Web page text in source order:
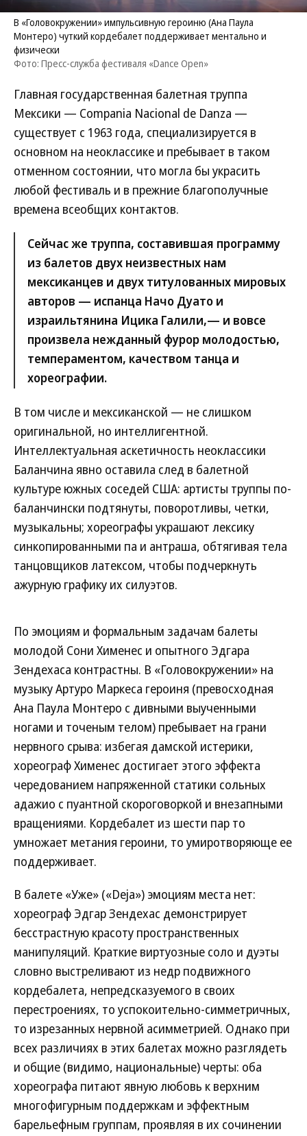
В «Головокружении» импульсивную героиню (Ана Паула
Монтеро) чуткий кордебалет поддерживает ментально и
физически
Фото: Пресс-служба фестиваля «Dance Open»
Главная государственная балетная труппа
Мексики — Compania Nacional de Danza —
существует с 1963 года, специализируется в
основном на неоклассике и пребывает в таком
отменном состоянии, что могла бы украсить
любой фестиваль и в прежние благополучные
времена всеобщих контактов.
Сейчас же труппа, составившая программу
из балетов двух неизвестных нам
мексиканцев и двух титулованных мировых
авторов — испанца Начо Дуато и
израильтянина Ицика Галили,— и вовсе
произвела нежданный фурор молодостью,
темпераментом, качеством танца и
хореографии.
В том числе и мексиканской — не слишком
оригинальной, но интеллигентной.
Интеллектуальная аскетичность неоклассики
Баланчина явно оставила след в балетной
культуре южных соседей США: артисты труппы по-
баланчински подтянуты, поворотливы, четки,
музыкальны; хореографы украшают лексику
синкопированными па и антраша, обтягивая тела
танцовщиков латексом, чтобы подчеркнуть
ажурную графику их силуэтов.
По эмоциям и формальным задачам балеты
молодой Сони Хименес и опытного Эдгара
Зендехаса контрастны. В «Головокружении» на
музыку Артуро Маркеса героиня (превосходная
Ана Паула Монтеро с дивными выученными
ногами и точеным телом) пребывает на грани
нервного срыва: избегая дамской истерики,
хореограф Хименес достигает этого эффекта
чередованием напряженной статики сольных
адажио с пуантной скороговоркой и внезапными
вращениями. Кордебалет из шести пар то
умножает метания героини, то умиротворяюще ее
поддерживает.
В балете «Уже» («Deja») эмоциям места нет:
хореограф Эдгар Зендехас демонстрирует
бесстрастную красоту пространственных
манипуляций. Краткие виртуозные соло и дуэты
словно выстреливают из недр подвижного
кордебалета, непредсказуемого в своих
перестроениях, то успокоительно-симметричных,
то изрезанных нервной асимметрией. Однако при
всех различиях в этих балетах можно разглядеть
и общие (видимо, национальные) черты: оба
хореографа питают явную любовь к верхним
многофигурным поддержкам и эффектным
барельефным группам, проявляя в их сочинении